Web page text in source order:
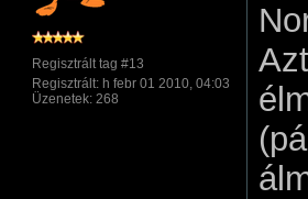
Regisztrált tag #13
Regisztrált: h febr 01 2010, 04:03
Üzenetek: 268